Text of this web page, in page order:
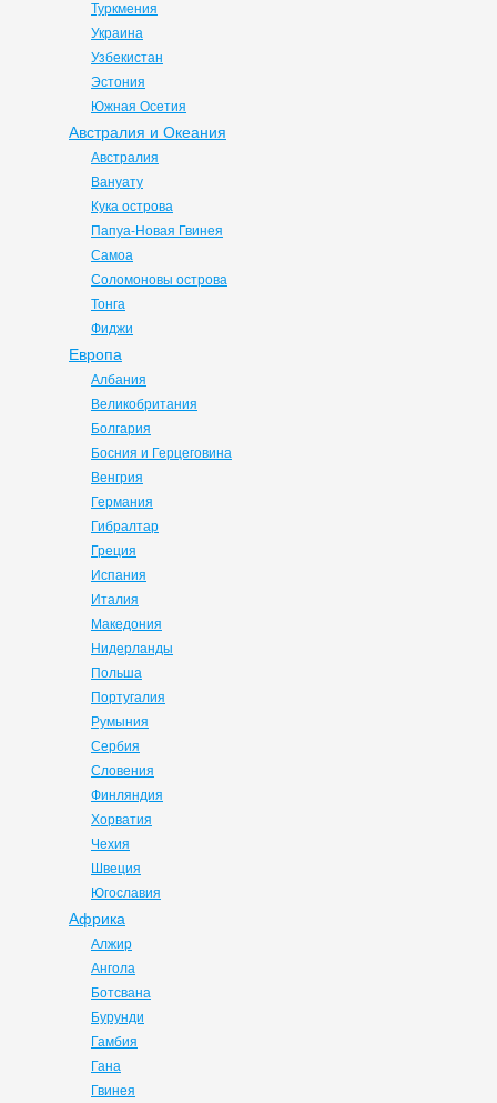
Туркмения
Украина
Узбекистан
Эстония
Южная Осетия
Австралия и Океания
Австралия
Вануату
Кука острова
Папуа-Новая Гвинея
Самоа
Соломоновы острова
Тонга
Фиджи
Европа
Албания
Великобритания
Болгария
Босния и Герцеговина
Венгрия
Германия
Гибралтар
Греция
Испания
Италия
Македония
Нидерланды
Польша
Португалия
Румыния
Сербия
Словения
Финляндия
Хорватия
Чехия
Швеция
Югославия
Африка
Алжир
Ангола
Ботсвана
Бурунди
Гамбия
Гана
Гвинея